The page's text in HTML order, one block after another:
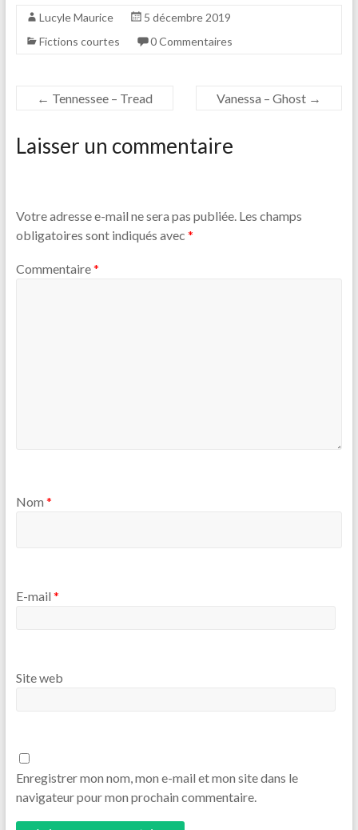
Lucyle Maurice
5 décembre 2019
Fictions courtes
0 Commentaires
← Tennessee – Tread Vanessa – Ghost →
Laisser un commentaire
Votre adresse e-mail ne sera pas publiée. Les champs
obligatoires sont indiqués avec *
Commentaire*
Nom *
E-mail *
Site web
Enregistrer mon nom, mon e-mail et mon site dans le
navigateur pour mon prochain commentaire.